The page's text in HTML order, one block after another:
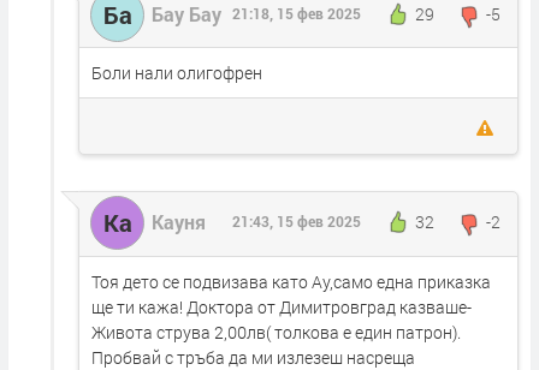
Ба Бау Бау 29 -5
21:18, 15 фев 2025
Боли нали олигофрен
Ка Кауня 32 -2
21:43, 15 фев 2025
Тоя дето се подвизава като Ау,само една приказка
ще ти кажа! Доктора от Димитровград казваше-
Живота струва 2,00лв( толкова е един патрон).
Пробвай с тръба да ми излезеш насреща